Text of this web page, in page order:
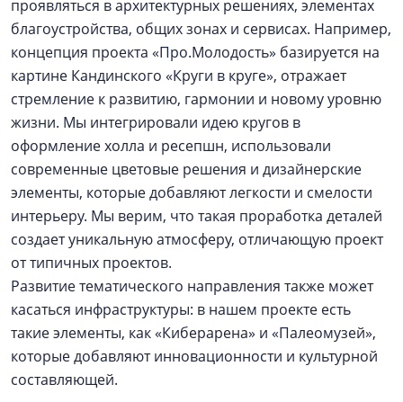
проявляться в архитектурных решениях, элементах
благоустройства, общих зонах и сервисах. Например,
концепция проекта «Про.Молодость» базируется на
картине Кандинского «Круги в круге», отражает
стремление к развитию, гармонии и новому уровню
жизни. Мы интегрировали идею кругов в
оформление холла и ресепшн, использовали
современные цветовые решения и дизайнерские
элементы, которые добавляют легкости и смелости
интерьеру. Мы верим, что такая проработка деталей
создает уникальную атмосферу, отличающую проект
от типичных проектов.
Развитие тематического направления также может
касаться инфраструктуры: в нашем проекте есть
такие элементы, как «Киберарена» и «Палеомузей»,
которые добавляют инновационности и культурной
составляющей.